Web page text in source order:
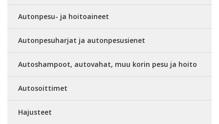
Autonpesu- ja hoitoaineet
Autonpesuharjat ja autonpesusienet
Autoshampoot, autovahat, muu korin pesu ja hoito
Autosoittimet
Hajusteet